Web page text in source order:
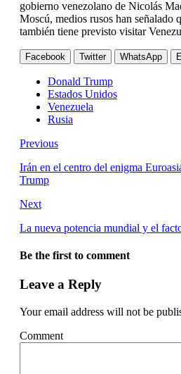
gobierno venezolano de Nicolás
Moscú, medios rusos han señalado
también tiene previsto visitar
Facebook Twitter WhatsApp
Donald Trump
Estados Unidos
Venezuela
Rusia
Previous
Irán en el centro del enigma
Trump
Next
La nueva potencia mundial y el
Be the first to comment
Leave a Reply
Your email address will not be
Comment